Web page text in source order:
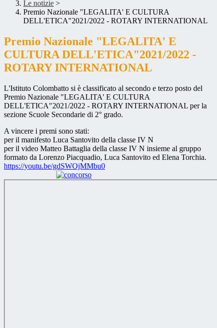
Le notizie >
Premio Nazionale "LEGALITA' E CULTURA
DELL'ETICA"2021/2022 - ROTARY INTERNATIONAL
Premio Nazionale "LEGALITA' E
CULTURA DELL'ETICA"2021/2022 -
ROTARY INTERNATIONAL
L'Istituto Colombatto si è classificato al secondo e terzo posto del
Premio Nazionale "LEGALITA' E CULTURA
DELL'ETICA"2021/2022 - ROTARY INTERNATIONAL per la
sezione Scuole Secondarie di 2° grado.
A vincere i premi sono stati:
per il manifesto Luca Santovito della classe IV N
per il video Matteo Battaglia della classe IV N insieme al gruppo
formato da Lorenzo Piacquadio, Luca Santovito ed Elena Torchia.
https://youtu.be/gdSWOjMMbu0